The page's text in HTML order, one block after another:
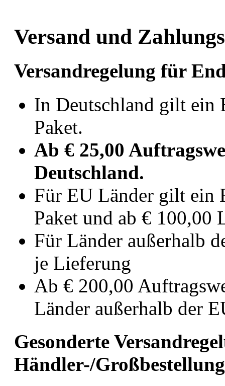
Versand und
Versandregelung für
In Deutschland gilt ein
Paket.
Ab € 25,00
Deutschland.
Für EU Länder gilt ein
Paket und ab €
Für Länder außerhalb
je Lieferung
Ab € 200,00
Länder außerhalb der
Gesonderte
Händler-/